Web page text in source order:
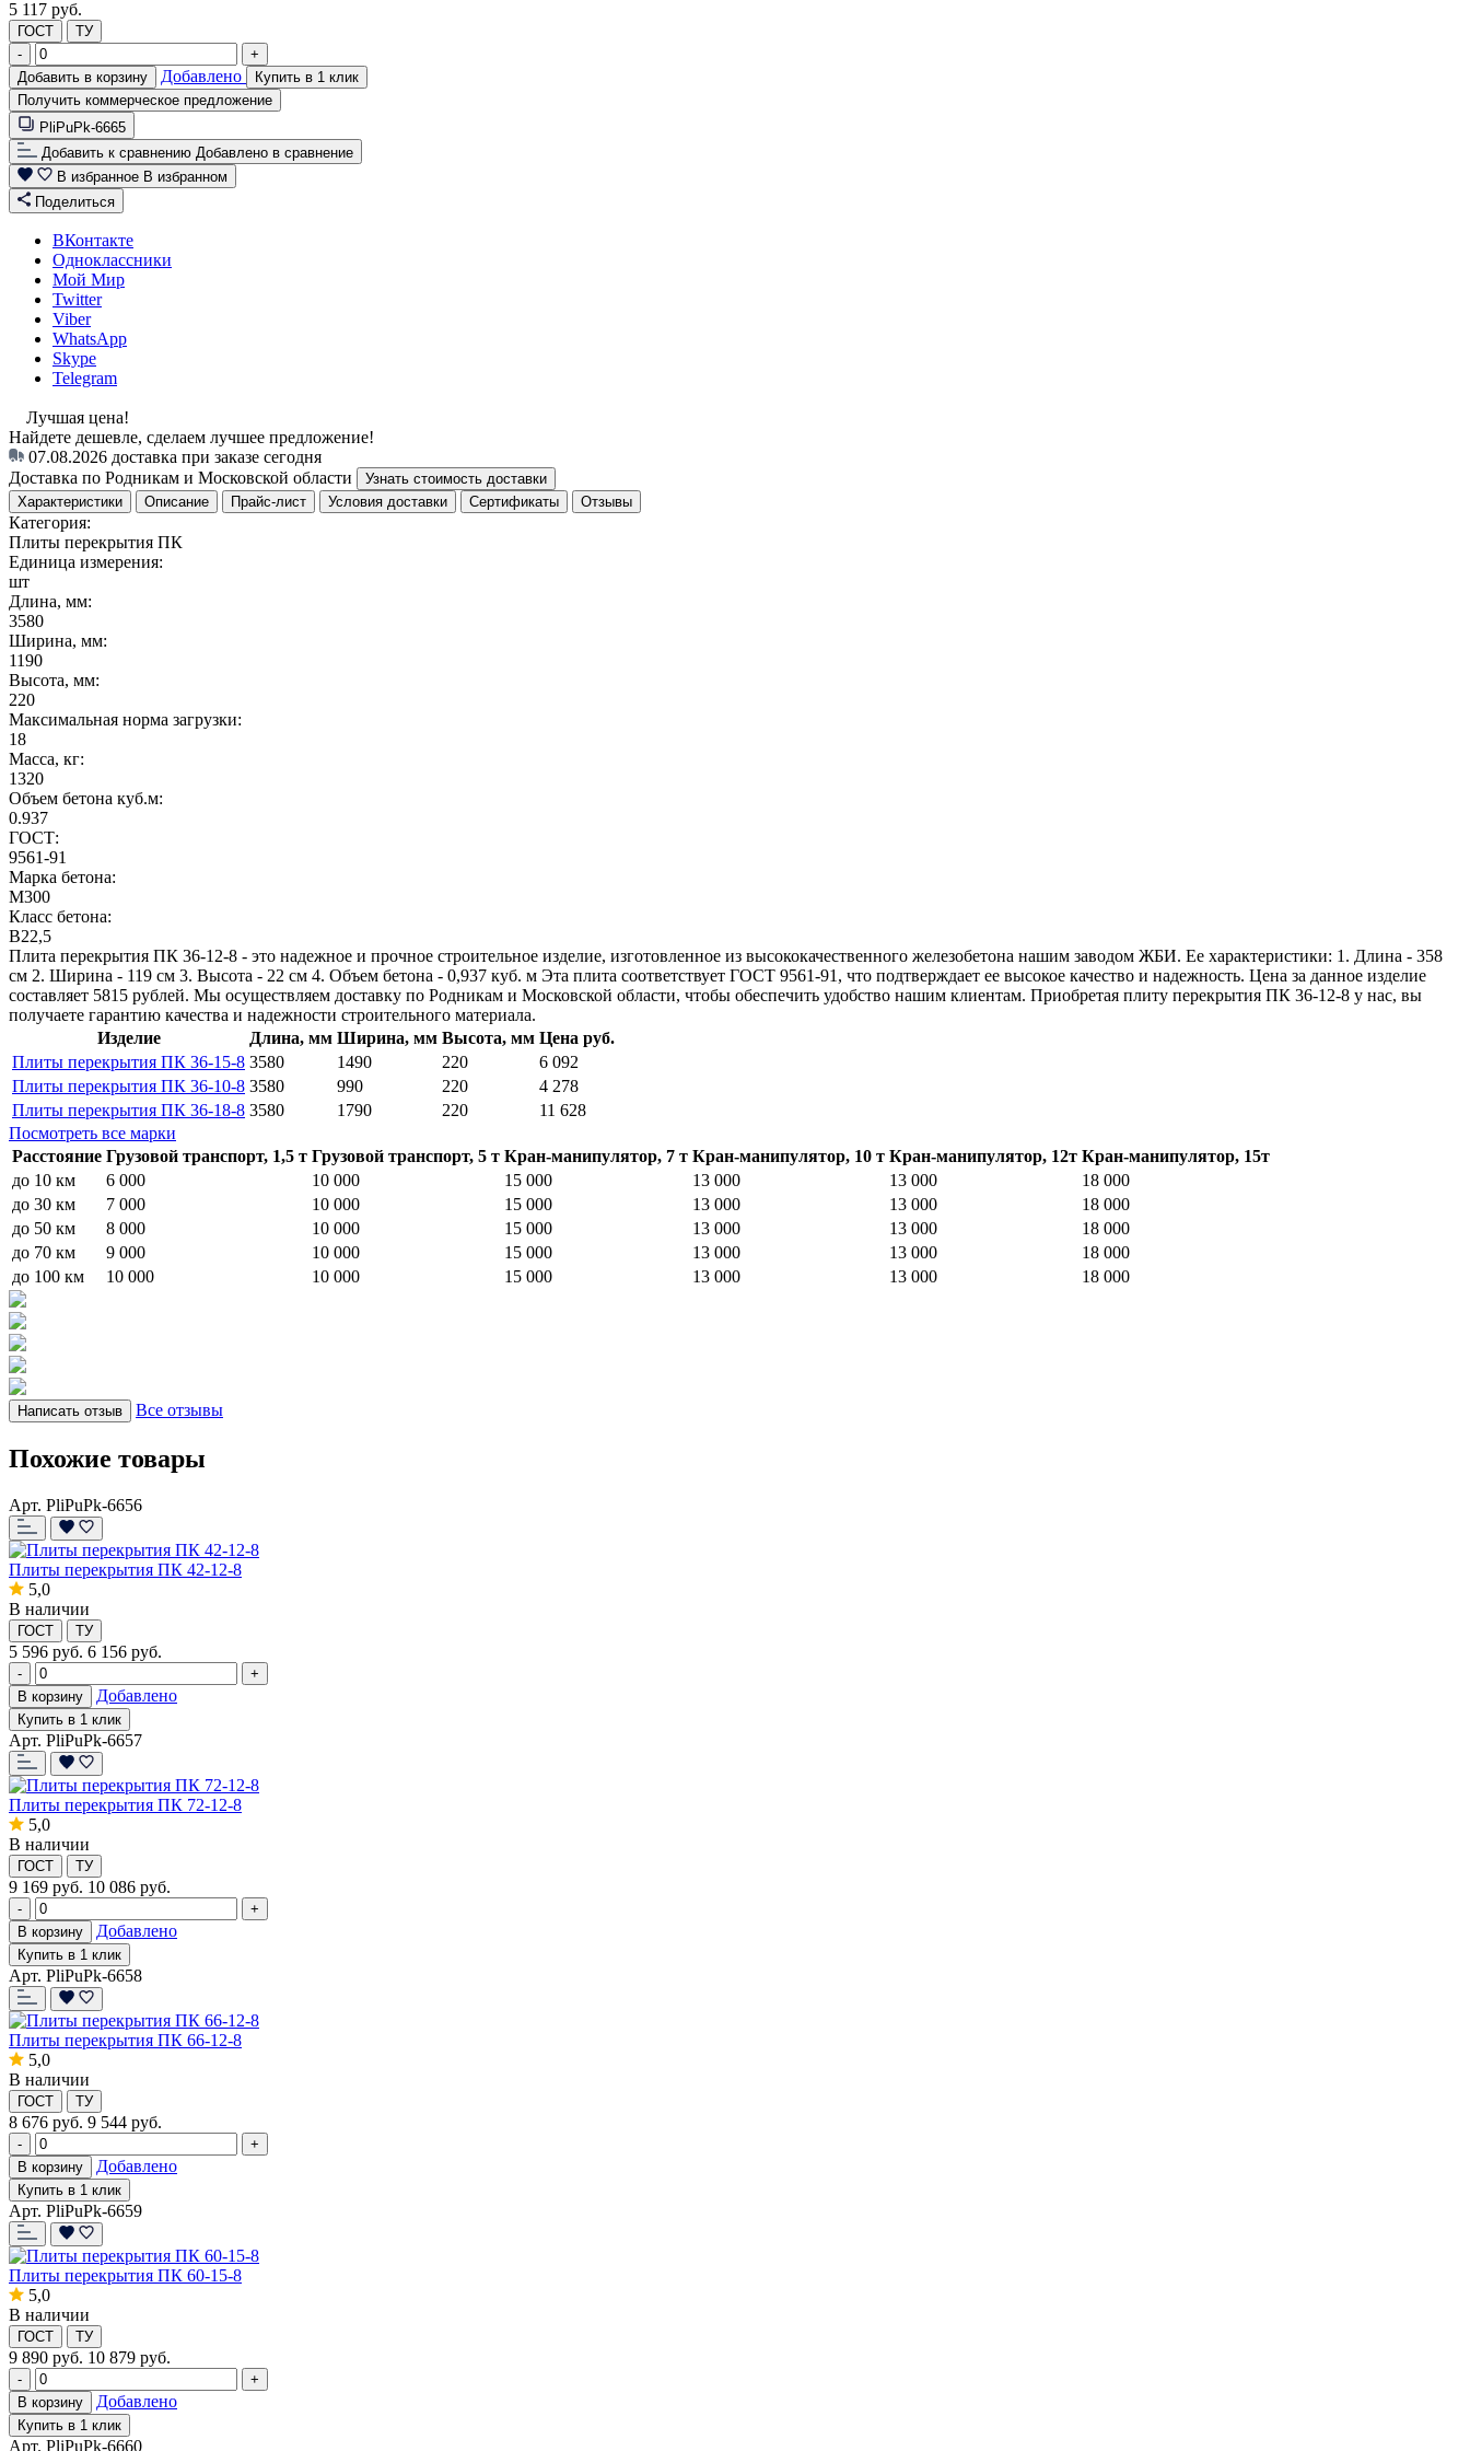
5 117 руб.
ГОСТ
ТУ
-
+
Добавить в корзину
Добавлено
Купить в 1 клик
Получить коммерческое предложение
PliPuPk-6665
Добавить к сравнению Добавлено в сравнение
В избранное В избранном
Поделиться
ВКонтакте
Одноклассники
Мой Мир
Twitter
Viber
WhatsApp
Skype
Telegram
Лучшая цена!
Найдете дешевле, сделаем лучшее предложение!
07.08.2026 доставка при заказе сегодня
Доставка по Родникам и Московской области
Узнать стоимость доставки
Характеристики
Описание Прайс-лист Условия доставки Сертификаты Отзывы
Категория:
Плиты перекрытия ПК
Единица измерения:
шт
Длина, мм:
3580
Ширина, мм:
1190
Высота, мм:
220
Максимальная норма загрузки:
18
Масса, кг:
1320
Объем бетона куб.м:
0.937
ГОСТ:
9561-91
Марка бетона:
M300
Класс бетона:
B22,5
Плита перекрытия ПК 36-12-8 - это надежное и прочное строительное изделие, изготовленное из высококачественного железобетона нашим заводом ЖБИ. Ее характеристики: 1. Длина - 358
см 2. Ширина - 119 см 3. Высота - 22 см 4. Объем бетона - 0,937 куб. м Эта плита соответствует ГОСТ 9561-91, что подтверждает ее высокое качество и надежность. Цена за данное изделие
составляет 5815 рублей. Мы осуществляем доставку по Родникам и Московской области, чтобы обеспечить удобство нашим клиентам. Приобретая плиту перекрытия ПК 36-12-8 у нас, вы
получаете гарантию качества и надежности строительного материала.
Изделие
Длина, мм Ширина, мм Высота, мм Цена руб.
Плиты перекрытия ПК 36-15-8 3580 1490 220
6 092
Плиты перекрытия ПК 36-10-8 3580 990 220
4 278
Плиты перекрытия ПК 36-18-8 3580 1790 220
11 628
Посмотреть все марки
Расстояние Грузовой транспорт, 1,5 т Грузовой транспорт, 5 т Кран-манипулятор, 7 т Кран-манипулятор, 10 т Кран-манипулятор, 12т Кран-манипулятор, 15т
до 10 км
6 000 10 000 15 000 13 000 13 000
18 000
до 30 км
7 000 10 000 15 000 13 000 13 000
18 000
до 50 км
8 000 10 000 15 000 13 000 13 000
18 000
до 70 км
9 000 10 000 15 000 13 000 13 000
18 000
до 100 км
10 000 10 000 15 000 13 000 13 000 18 000
Написать отзыв Все отзывы
Похожие товары
Арт. PliPuPk-6656
Плиты перекрытия ПК 42-12-8
5,0
В наличии
ГОСТ ТУ
5 596 руб. 6 156 руб.
-
+
В корзину
Добавлено
Купить в 1 клик
Арт. PliPuPk-6657
Плиты перекрытия ПК 72-12-8
5,0
В наличии
ГОСТ ТУ
9 169 руб. 10 086 руб.
-
+
В корзину
Добавлено
Купить в 1 клик
Арт. PliPuPk-6658
Плиты перекрытия ПК 66-12-8
5,0
В наличии
ГОСТ ТУ
8 676 руб. 9 544 руб.
-
+
В корзину
Добавлено
Купить в 1 клик
Арт. PliPuPk-6659
Плиты перекрытия ПК 60-15-8
5,0
В наличии
ГОСТ ТУ
9 890 руб. 10 879 руб.
-
+
В корзину
Добавлено
Купить в 1 клик
Арт. PliPuPk-6660